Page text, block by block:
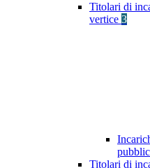
Titolari di
vertice 3
Titolari di